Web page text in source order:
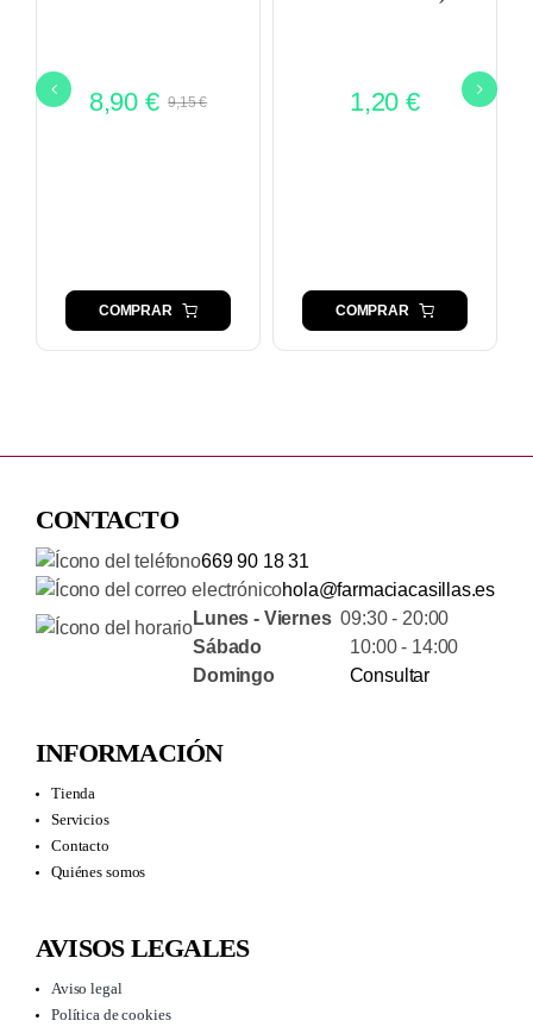
9,15€El
8,90 €
El
COMPRAR
1,20€
COMPRAR
CONTACTO
669 90 18 31
hola@farmaciacasillas.es
Lunes - Viernes09:30 - 20:00
Sábado 10:00 - 14:00
Domingo
Consultar
INFORMACIÓN
Tienda
Servicios
Contacto
Quiénes somos
AVISOS LEGALES
Aviso legal
Política de cookies